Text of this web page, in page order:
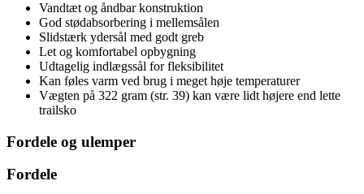
Vandtæt og åndbar konstruktion
God stødabsorbering i mellemsålen
Slidstærk ydersål med godt greb
Let og komfortabel opbygning
Udtagelig indlægssål for fleksibilitet
Kan føles varm ved brug i meget høje temperaturer
Vægten på 322 gram (str. 39) kan være lidt højere end lette
trailsko
Fordele og ulemper
Fordele